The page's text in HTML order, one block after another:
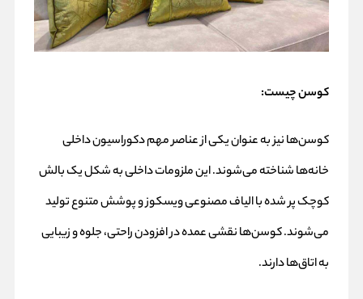
کوسن چیست:
کوسن‌ها نیز به عنوان یکی از عناصر مهم دکوراسیون داخلی
خانه‌ها شناخته می‌شوند. این ملزومات داخلی به شکل یک بالش
کوچک پر شده با الیاف مصنوعی ویسکوز و پوشش متنوع تولید
می‌شوند. کوسن‌ها نقشی عمده در افزودن راحتی، جلوه و زیبایی
به اتاق‌ها دارند.